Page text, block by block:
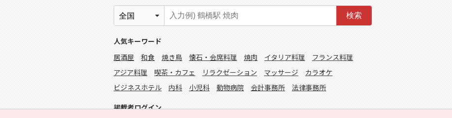
検索
人気キーワード
居酒屋
和食 焼き鳥 懐石・会席料理 焼肉 イタリア料理
フランス料理
アジア料理
喫茶・カフェ リラクゼーション マッサージ
カラオケ
ビジネスホテル
内科 小児科 動物病院 会計事務所 法律事務所
掲載者ログイン